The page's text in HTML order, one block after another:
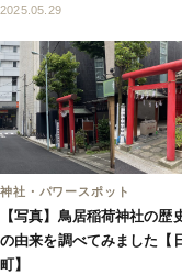
2025.05.29
神社・パワースポット
【写真】鳥居稲荷神社の歴
の由来を調べてみました【
町】